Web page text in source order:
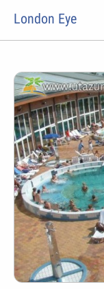
London Eye